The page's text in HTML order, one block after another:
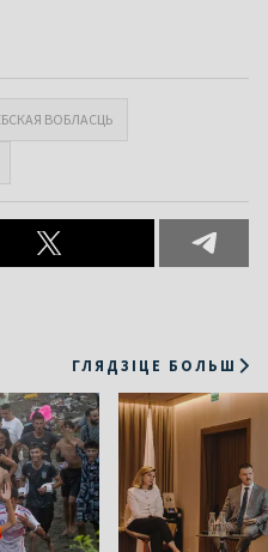
ВОБЛАСЦЬ
ГЛЯДЗІЦЕ БОЛЬШ